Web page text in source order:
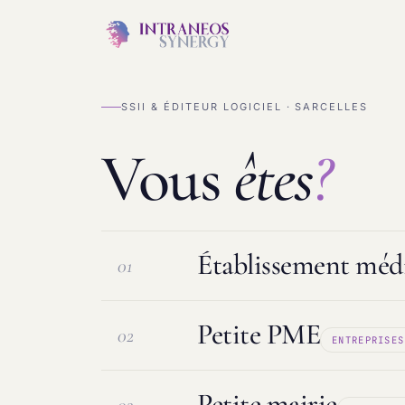
SSII & ÉDITEUR LOGICIEL · SARCELLES
Vousêtes?
01 Établissement
Logiciel ESMS & DUI Protection
02 Petite PME